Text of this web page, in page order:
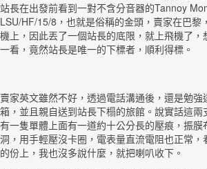
站長在出發前看到一對不含分音器的Tannoy
LSU/HF/15/8，也就是俗稱的金頭，賣家在巴黎
機上，因此丟了一個站長的底限，就上飛機了
一看，竟然站長是唯一的下標者，順利得標。
賣家英文雖然不好，透過電話溝通後，還是勉
箱，並且親自送到站長下榻的旅館。說實話這兩
有一隻單體上面有一道約十公分長的壓痕，振
洞，用手輕壓沒卡圈，電表量直流電阻也正常
的份上，我也沒多說什麼，就把喇叭收下。